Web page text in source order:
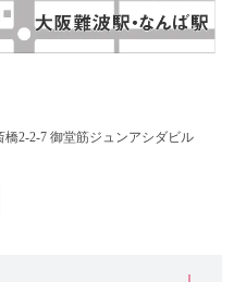
相談所をご紹介
ため
ークを
橋2-2-7 御堂筋ジュンアシダビル